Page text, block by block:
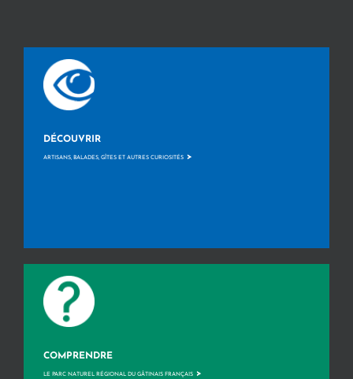
DÉCOUVRIR
ARTISANS, BALADES, GÎTES ET AUTRES CURIOSITÉS >
COMPRENDRE
LE PARC NATUREL RÉGIONAL DU GÂTINAIS FRANÇAIS >